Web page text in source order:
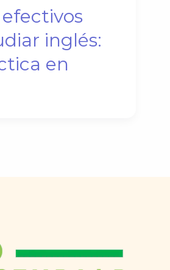
inglés:
en